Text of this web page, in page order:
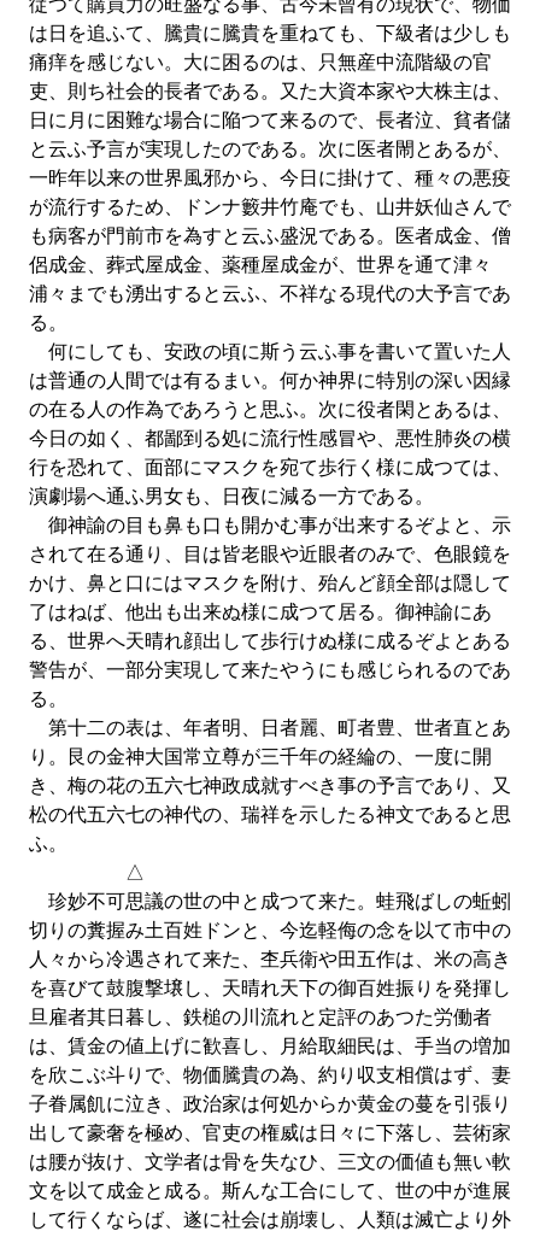
従つて購買力の旺盛なる事、古今未曾有の現状で、物価
は日を追ふて、騰貴に騰貴を重ねても、下級者は少しも
痛痒を感じない。大に困るのは、只無産中流階級の官
吏、則ち社会的長者である。又た大資本家や大株主は、
日に月に困難な場合に陥つて来るので、長者泣、貧者儲
と云ふ予言が実現したのである。次に医者閙とあるが、
一昨年以来の世界風邪から、今日に掛けて、種々の悪疫
が流行するため、ドンナ籔井竹庵でも、山井妖仙さんで
も病客が門前市を為すと云ふ盛況である。医者成金、僧
侶成金、葬式屋成金、薬種屋成金が、世界を通て津々
浦々までも湧出すると云ふ、不祥なる現代の大予言であ
る。
何にしても、安政の頃に斯う云ふ事を書いて置いた人
は普通の人間では有るまい。何か神界に特別の深い因縁
の在る人の作為であろうと思ふ。次に役者閑とあるは、
今日の如く、都鄙到る処に流行性感冒や、悪性肺炎の横
行を恐れて、面部にマスクを宛て歩行く様に成つては、
演劇場へ通ふ男女も、日夜に減る一方である。
御神諭の目も鼻も口も開かむ事が出来するぞよと、示
されて在る通り、目は皆老眼や近眼者のみで、色眼鏡を
かけ、鼻と口にはマスクを附け、殆んど顔全部は隠して
了はねば、他出も出来ぬ様に成つて居る。御神諭にあ
る、世界へ天晴れ顔出して歩行けぬ様に成るぞよとある
警告が、一部分実現して来たやうにも感じられるのであ
る。
第十二の表は、年者明、日者麗、町者豊、世者直とあ
り。艮の金神大国常立尊が三千年の経綸の、一度に開
き、梅の花の五六七神政成就すべき事の予言であり、又
松の代五六七の神代の、瑞祥を示したる神文であると思
ふ。
△
珍妙不可思議の世の中と成つて来た。蛙飛ばしの蚯蚓
切りの糞握み土百姓ドンと、今迄軽侮の念を以て市中の
人々から冷遇されて来た、杢兵衛や田五作は、米の高き
を喜びて鼓腹撃壌し、天晴れ天下の御百姓振りを発揮し
旦雇者其日暮し、鉄槌の川流れと定評のあつた労働者
は、賃金の値上げに歓喜し、月給取細民は、手当の増加
を欣こぶ斗りで、物価騰貴の為、約り収支相償はず、妻
子眷属飢に泣き、政治家は何処からか黄金の蔓を引張り
出して豪奢を極め、官吏の権威は日々に下落し、芸術家
は腰が抜け、文学者は骨を失なひ、三文の価値も無い軟
文を以て成金と成る。斯んな工合にして、世の中が進展
して行くならば、遂に社会は崩壊し、人類は滅亡より外